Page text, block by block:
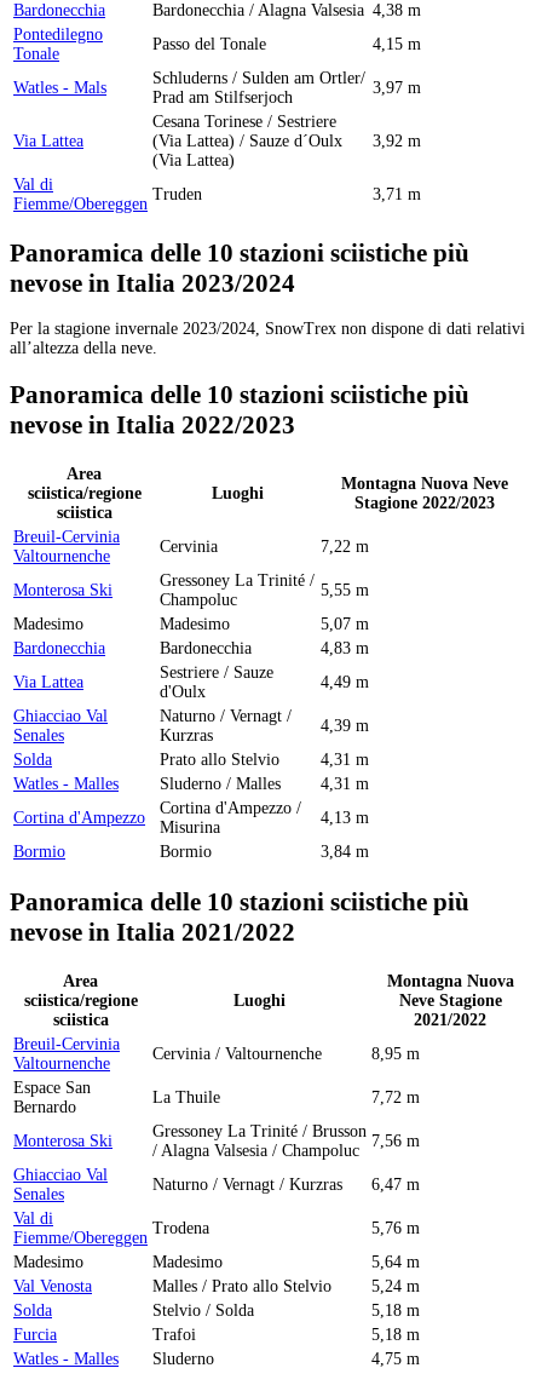
Bardonecchia Bardonecchia / Alagna Valsesia 4,38 m
Pontedilegno
Tonale
Passo del Tonale 4,15 m
Watles - Mals
Schluderns / Sulden am Ortler/
Prad am Stilfserjoch
3,97 m
Via Lattea
Cesana Torinese / Sestriere
(Via Lattea) / Sauze d´Oulx
(Via Lattea)
3,92 m
Val di
Fiemme/Obereggen
Truden 3,71 m
Panoramica delle 10 stazioni sciistiche più
nevose in Italia 2023/2024
Per la stagione invernale 2023/2024, SnowTrex non dispone di dati relativi
all’altezza della neve.
Panoramica delle 10 stazioni sciistiche più
nevose in Italia 2022/2023
Area
sciistica/regione
sciistica
Luoghi
Montagna Nuova Neve
Stagione 2022/2023
Breuil-Cervinia
Valtournenche
Cervinia 7,22 m
Monterosa Ski
Gressoney La Trinité /
Champoluc
5,55 m
Madesimo
Madesimo
5,07 m
Bardonecchia
Bardonecchia
4,83 m
Via Lattea
Sestriere / Sauze
d'Oulx
4,49 m
Ghiacciao Val
Senales
Naturno / Vernagt /
Kurzras
4,39 m
Solda
Prato allo Stelvio
4,31 m
Watles - Malles
Sluderno / Malles
4,31 m
Cortina d'Ampezzo
Cortina d'Ampezzo /
Misurina
4,13 m
Bormio
Bormio 3,84 m
Panoramica delle 10 stazioni sciistiche più
nevose in Italia 2021/2022
Area
sciistica/regione
sciistica
Luoghi
Montagna Nuova
Neve Stagione
2021/2022
Breuil-Cervinia
Valtournenche
Cervinia / Valtournenche
8,95 m
Espace San
Bernardo
La Thuile 7,72 m
Monterosa Ski
Gressoney La Trinité / Brusson
/ Alagna Valsesia / Champoluc
7,56 m
Ghiacciao Val
Senales
Naturno / Vernagt / Kurzras
6,47 m
Val di
Fiemme/Obereggen
Trodena
5,76 m
Madesimo
Madesimo
5,64 m
Val Venosta
Malles / Prato allo Stelvio
5,24 m
Solda
Stelvio / Solda
5,18 m
Furcia
Trafoi
5,18 m
Watles - Malles
Sluderno 4,75 m